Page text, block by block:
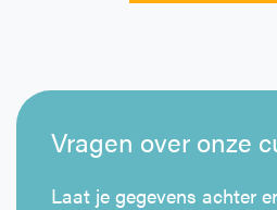
Vragen over onze
Laat je gegevens achter